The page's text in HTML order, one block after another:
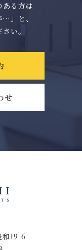
る方は
…」と、
い。
せ
和19-6